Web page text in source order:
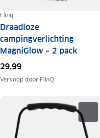
Flinq
Draadloze
campingverlichting
MagniGlow – 2 pack
29,99
Verkoop door FlinQ